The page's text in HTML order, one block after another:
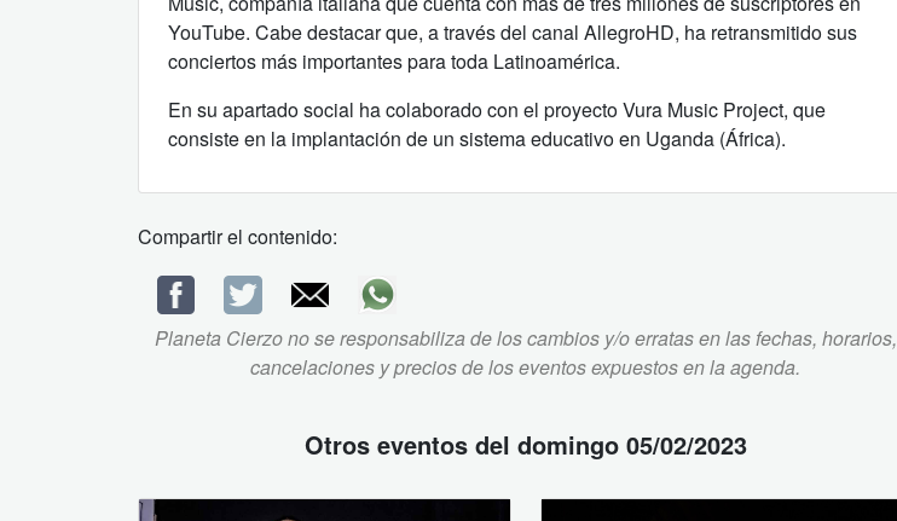
YouTube. Cabe destacar que, a través del canal AllegroHD, ha retransmitido sus
conciertos más importantes para toda Latinoamérica.
En su apartado social ha colaborado con el proyecto Vura Music Project, que
consiste en la implantación de un sistema educativo en Uganda (África).
Compartir el contenido:
Planeta Cierzo no se responsabiliza de los cambios y/o erratas en las fechas, horarios,
cancelaciones y precios de los eventos expuestos en la agenda.
Otros eventos del domingo 05/02/2023